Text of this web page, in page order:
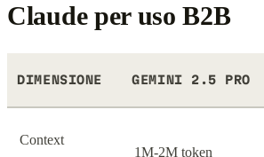
Claude per uso B2B
DIMENSIONE GEMINI 2.5 PRO
Context
1M-2M token